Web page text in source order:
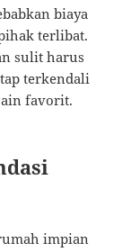
biaya
terlibat.
sulit harus
terkendali
favorit.
impian